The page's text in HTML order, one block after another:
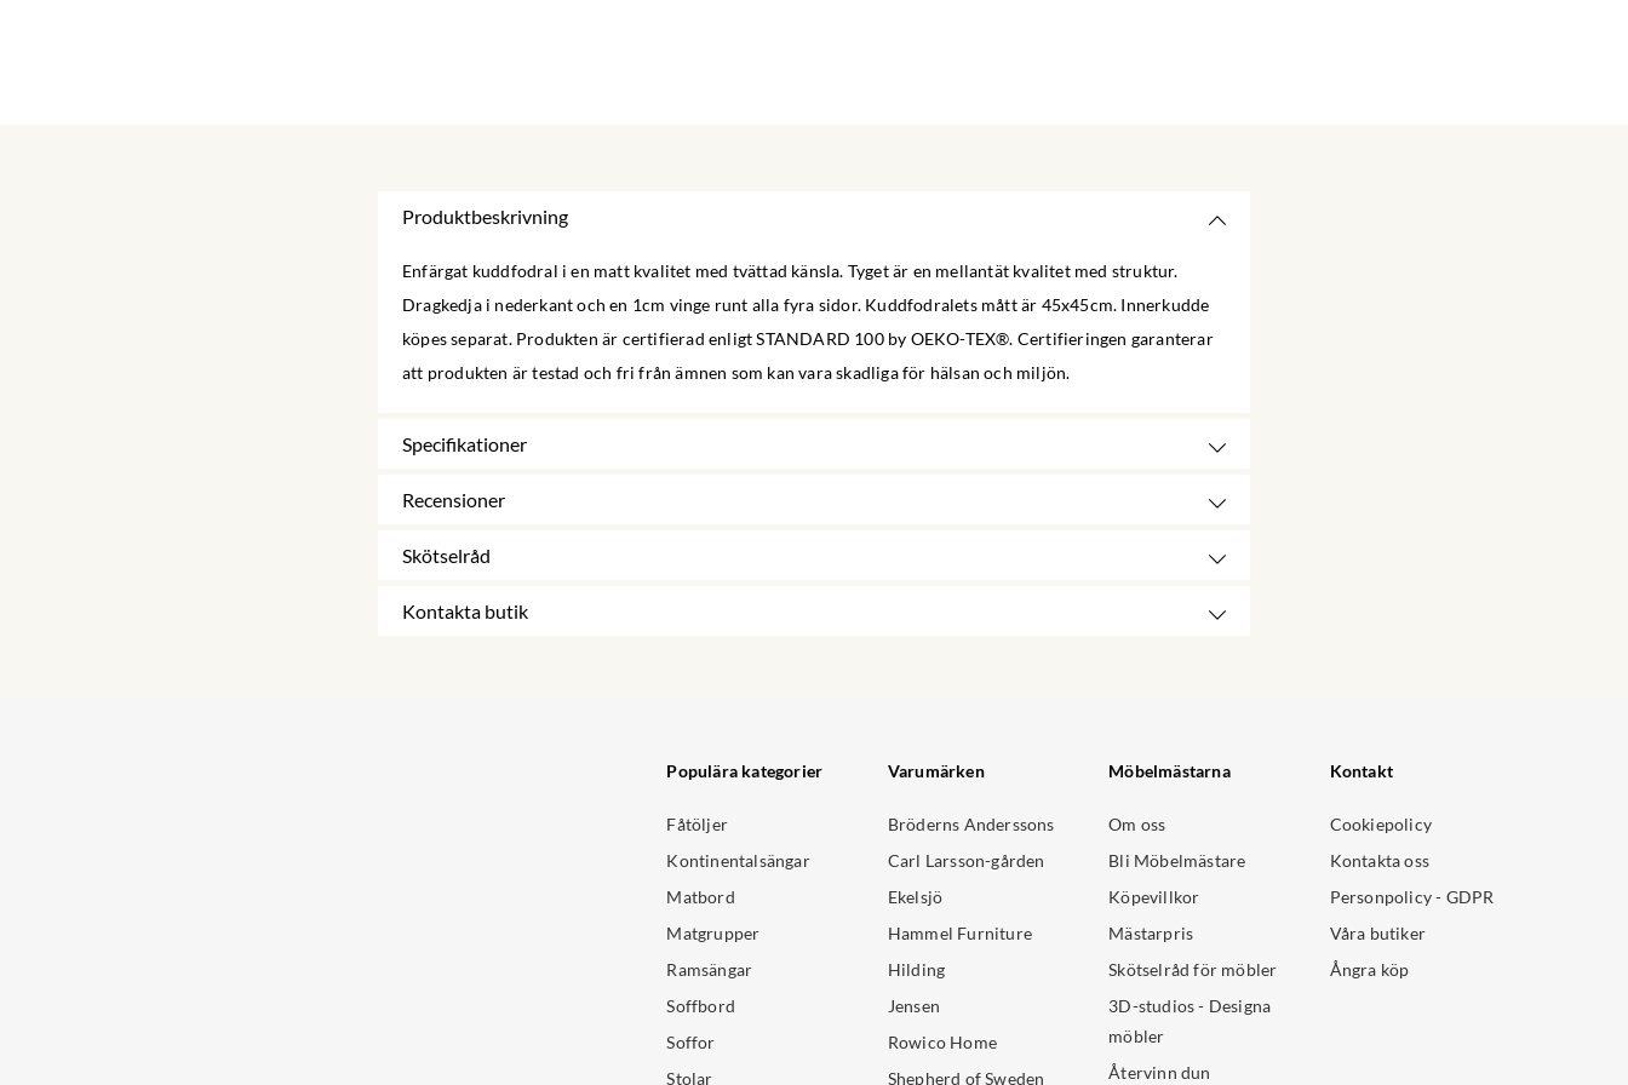
Produktbeskrivning
Enfärgat kuddfodral i en matt kvalitet med tvättad känsla. Tyget är en mellantät kvalitet med struktur.
Dragkedja i nederkant och en 1cm vinge runt alla fyra sidor. Kuddfodralets mått är 45x45cm. Innerkudde
köpes separat. Produkten är certifierad enligt STANDARD 100 by OEKO-TEX®. Certifieringen garanterar
att produkten är testad och fri från ämnen som kan vara skadliga för hälsan och miljön.
Specifikationer
Recensioner
Skötselråd
Kontakta butik
Populära kategorier
Fåtöljer
Kontinentalsängar
Matbord
Matgrupper
Ramsängar
Soffbord
Soffor
Stolar
Varumärken
Bröderns Anderssons
Carl Larsson-gården
Ekelsjö
Hammel Furniture
Hilding
Jensen
Rowico Home
Shepherd of Sweden
Möbelmästarna
Om oss
Bli Möbelmästare
Köpevillkor
Mästarpris
Skötselråd för möbler
3D-studios - Designa
möbler
Återvinn dun
Kontakt
Cookiepolicy
Kontakta oss
Personpolicy - GDPR
Våra butiker
Ångra köp